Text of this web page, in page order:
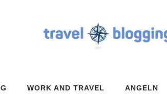
WORK AND TRAVEL ANGELN